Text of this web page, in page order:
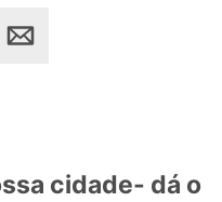
cidade- dá o